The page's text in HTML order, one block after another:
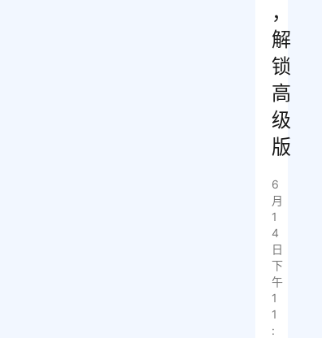
，
解
锁
高
级
版
6
月
1
4
日
下
午
1
1
: